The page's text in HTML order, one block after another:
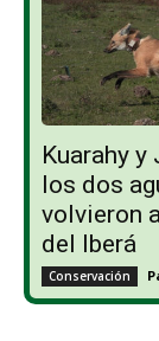
Kuarahy
los dos
volvieron
del Iberá
Conservación